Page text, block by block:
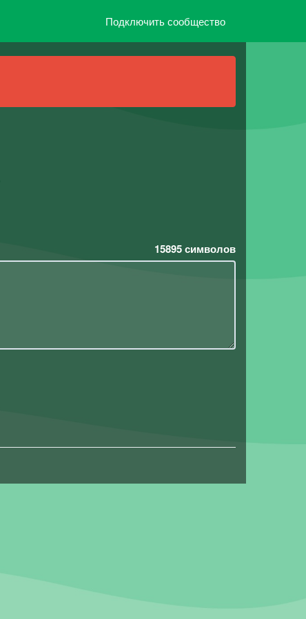
Подключить сообщество
15895символов